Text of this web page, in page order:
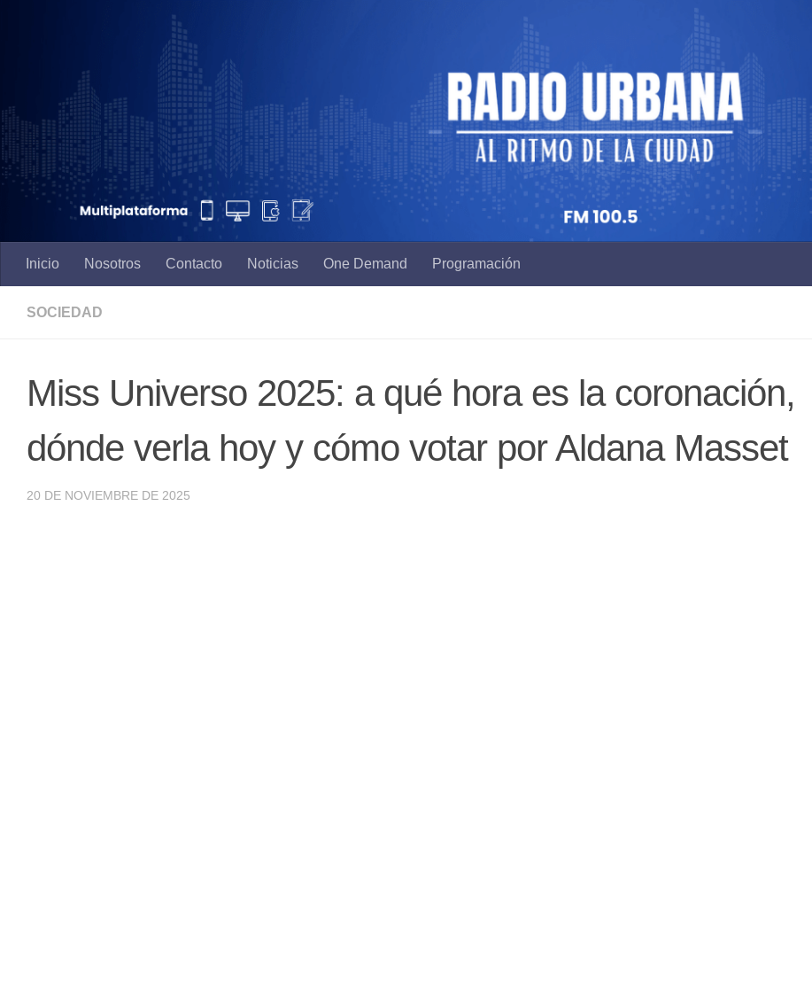
Inicio Nosotros Contacto Noticias One Demand Programación
SOCIEDAD
Miss Universo 2025: a qué hora es la coronación,
dónde verla hoy y cómo votar por Aldana Masset
20 DE NOVIEMBRE DE 2025